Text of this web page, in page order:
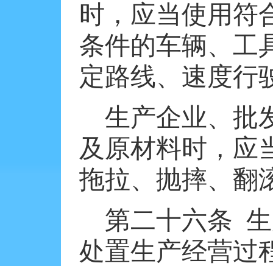
时，应当使用符
条件的车辆、工
定路线、速度行
生产企业、批
及原材料时，应
拖拉、抛摔、翻
第二十六条
处置生产经营过